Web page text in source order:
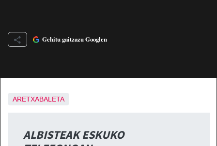
Gehitu gaitzazu Googlen
ARETXABALETA
ALBISTEAK ESKUKO